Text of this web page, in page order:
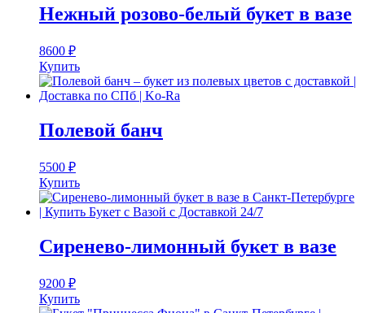
Нежный розово-белый букет в вазе
8600 ₽
Купить
Полевой банч
5500 ₽
Купить
Сиренево-лимонный букет в вазе
9200 ₽
Купить